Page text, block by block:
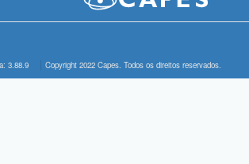
3.88.9 Copyright 2022 Capes. Todos os direitos reservados.